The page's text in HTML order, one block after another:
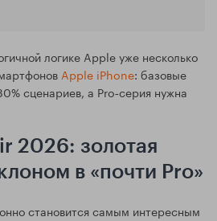
логике Apple уже несколько
Apple iPhone: базовые
сценариев, а Pro‑серия нужна
2026: золотая
в «почти Pro»
становится самым интересным